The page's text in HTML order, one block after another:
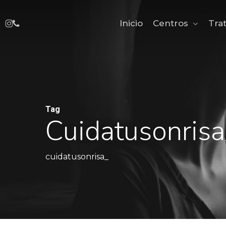
to
Inicio Centros
Instagram
Phone
Tag
cuidatusonrisa_